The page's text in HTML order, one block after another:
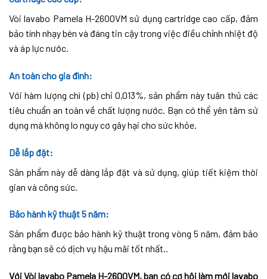
Vòi lavabo Pamela H-2600VM sử dụng cartridge cao cấp, đảm
bảo tính nhạy bén và đáng tin cậy trong việc điều chỉnh nhiệt độ
và áp lực nước.
An toàn cho gia đình:
Với hàm lượng chì (pb) chỉ 0,013%, sản phẩm này tuân thủ các
tiêu chuẩn an toàn về chất lượng nước. Bạn có thể yên tâm sử
dụng mà không lo nguy cơ gây hại cho sức khỏe.
Dễ lắp đặt:
Sản phẩm này dễ dàng lắp đặt và sử dụng, giúp tiết kiệm thời
gian và công sức.
Bảo hành kỹ thuật 5 năm:
Sản phẩm được bảo hành kỹ thuật trong vòng 5 năm, đảm bảo
rằng bạn sẽ có dịch vụ hậu mãi tốt nhất..
Với Vòi lavabo Pamela H-2600VM, bạn có cơ hội làm mới lavabo